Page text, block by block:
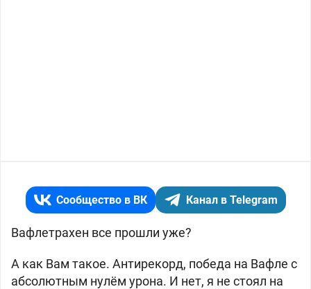
Сообщество в ВК Канал в Telegram
Вафлетрахен все прошли уже?
А как Вам такое. Антирекорд, победа на Вафле с
абсолютным нулём урона. И нет, я не стоял на